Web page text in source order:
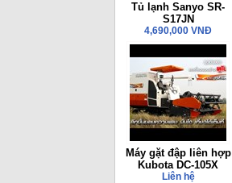
Tủ lạnh Sanyo SR-
S17JN
4,690,000 VNĐ
Máy gặt đập liên hợp
Kubota DC-105X
Liên hệ